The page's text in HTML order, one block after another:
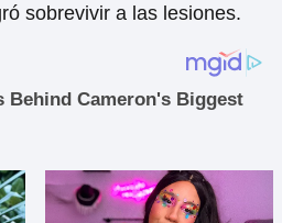
sobrevivir a las lesiones.